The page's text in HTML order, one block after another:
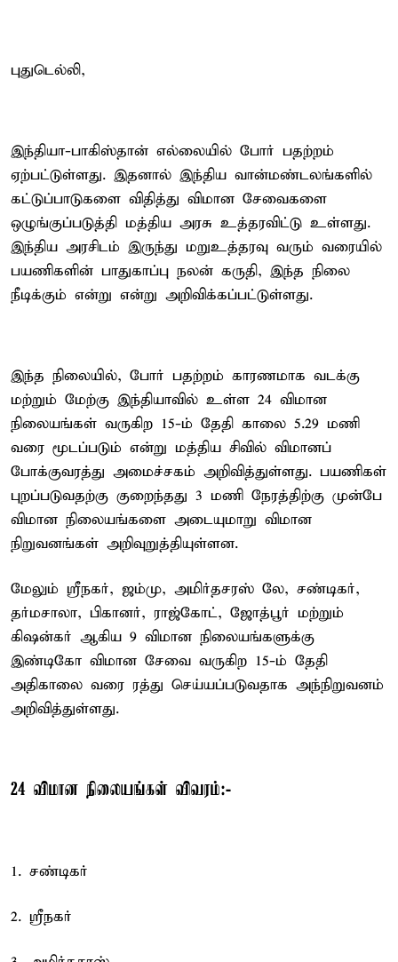
புதுடெல்லி,
இந்தியா-பாகிஸ்தான் எல்லையில் போர் பதற்றம்
ஏற்பட்டுள்ளது. இதனால் இந்திய வான்மண்டலங்களில்
கட்டுப்பாடுகளை விதித்து விமான சேவைகளை
ஒழுங்குப்படுத்தி மத்திய அரசு உத்தரவிட்டு உள்ளது.
இந்திய அரசிடம் இருந்து மறுஉத்தரவு வரும் வரையில்
பயணிகளின் பாதுகாப்பு நலன் கருதி, இந்த நிலை
நீடிக்கும் என்று என்று அறிவிக்கப்பட்டுள்ளது.
இந்த நிலையில், போர் பதற்றம் காரணமாக வடக்கு
மற்றும் மேற்கு இந்தியாவில் உள்ள 24 விமான
நிலையங்கள் வருகிற 15-ம் தேதி காலை 5.29 மணி
வரை மூடப்படும் என்று மத்திய சிவில் விமானப்
போக்குவரத்து அமைச்சகம் அறிவித்துள்ளது. பயணிகள்
புறப்படுவதற்கு குறைந்தது 3 மணி நேரத்திற்கு முன்பே
விமான நிலையங்களை அடையுமாறு விமான
நிறுவனங்கள் அறிவுறுத்தியுள்ளன.
மேலும் ஸ்ரீநகர், ஜம்மு, அமிர்தசரஸ் லே, சண்டிகர்,
தர்மசாலா, பிகானர், ராஜ்கோட், ஜோத்பூர் மற்றும்
கிஷன்கர் ஆகிய 9 விமான நிலையங்களுக்கு
இண்டிகோ விமான சேவை வருகிற 15-ம் தேதி
அதிகாலை வரை ரத்து செய்யப்படுவதாக அந்நிறுவனம்
அறிவித்துள்ளது.
24 விமான நிலையங்கள் விவரம்:-
1. சண்டிகர்
2. ஸ்ரீநகர்